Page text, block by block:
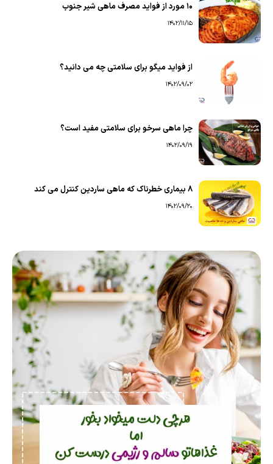
۱۰ مورد از فواید مصرف ماهی شیر جنوب
1402/11/15
از فواید میگو برای سلامتی چه می دانید؟
1402/09/02
چرا ماهی سرخو برای سلامتی مفید است؟
1402/09/19
۸ بیماری خطرناک که ماهی ساردین کنترل می کند
1402/09/20